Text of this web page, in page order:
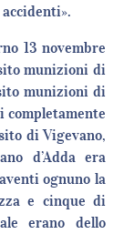
13 novembre
munizioni di
munizioni di
completamente
di Vigevano,
d’Adda era
ognuno la
e cinque di
erano dello